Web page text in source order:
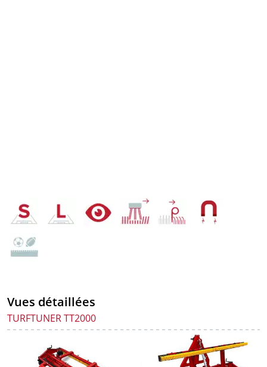
Vues détaillées
TURFTUNER TT2000